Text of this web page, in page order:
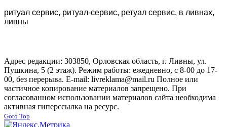
ритуал сервис, ритуал-сервис, ретуал сервис, в ливнах,
ливны
Адрес редакции: 303850, Орловская область, г. Ливны, ул.
Пушкина, 5 (2 этаж). Режим работы: ежедневно, с 8-00 до 17-
00, без перерыва. E-mail: livreklama@mail.ru Полное или
частичное копирование материалов запрещено. При
согласованном использовании материалов сайта необходима
активная гиперссылка на ресурс.
Goto Top